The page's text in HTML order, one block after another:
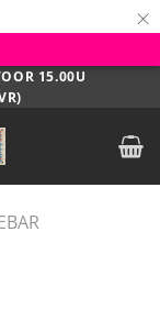
×
15.00U